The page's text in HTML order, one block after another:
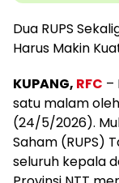
Dua RUPS
Harus Makin
KUPANG, RFC –
satu malam
(24/5/2026).
Saham (RUPS)
seluruh kepala